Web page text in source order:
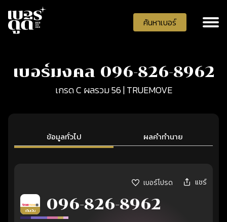
ค้นหาเบอร์
เบอร์มงคล 096-826-8962
เกรด C ผลรวม 56 | TRUEMOVE
ข้อมูลทั่วไป ผลคำทำนาย
เบอร์โปรด แชร์
เติมเงิน 096-826-8962